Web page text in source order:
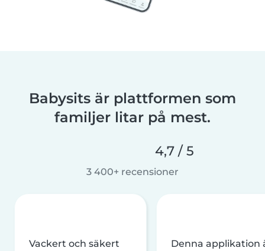
Babysits är plattformen som
familjer litar på mest.
4,7 / 5
3 400+ recensioner
Vackert och säkert
Denna applikation